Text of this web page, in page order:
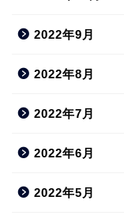
2022年9月
2022年8月
2022年7月
2022年6月
2022年5月